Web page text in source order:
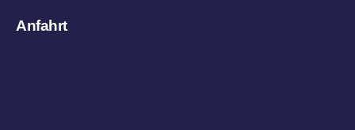
Anfahrt